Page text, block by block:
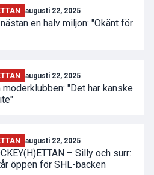
augusti 22, 2025
en halv miljon: "Okänt för
augusti 22, 2025
moderklubben: "Det har kanske
augusti 22, 2025
– Silly och surr:
öppen för SHL-backen